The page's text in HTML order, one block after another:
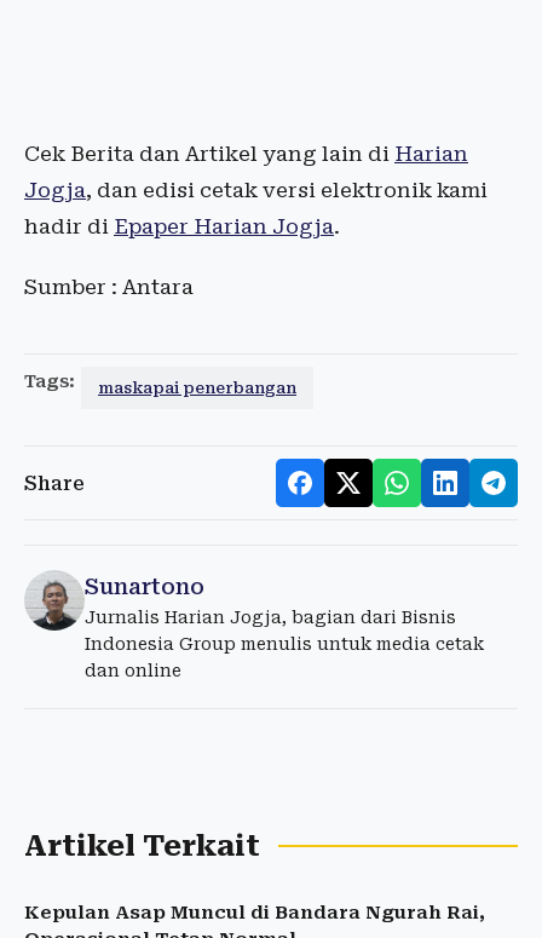
Cek Berita dan Artikel yang lain di Harian
Jogja, dan edisi cetak versi elektronik kami
hadir di Epaper Harian Jogja.
Sumber : Antara
Tags: maskapai penerbangan
Share
Sunartono
Jurnalis Harian Jogja, bagian dari Bisnis
Indonesia Group menulis untuk media cetak
dan online
Artikel Terkait
Kepulan Asap Muncul di Bandara Ngurah Rai,